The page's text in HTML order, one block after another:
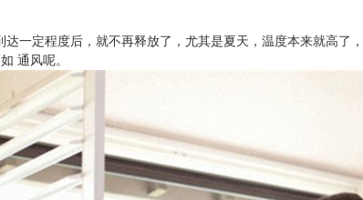
一定程度后，就不再释放了，尤其是夏天，温度本来就高了
通风呢。